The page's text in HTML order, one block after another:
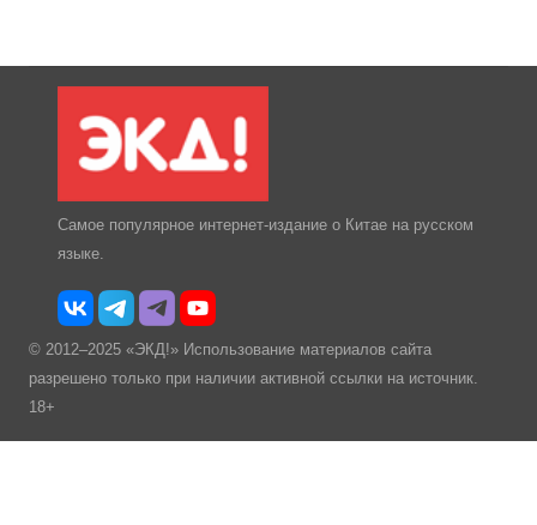
Самое популярное интернет-издание о Китае на русском
языке.
© 2012–2025 «ЭКД!» Использование материалов сайта
разрешено только при наличии активной ссылки на источник.
18+